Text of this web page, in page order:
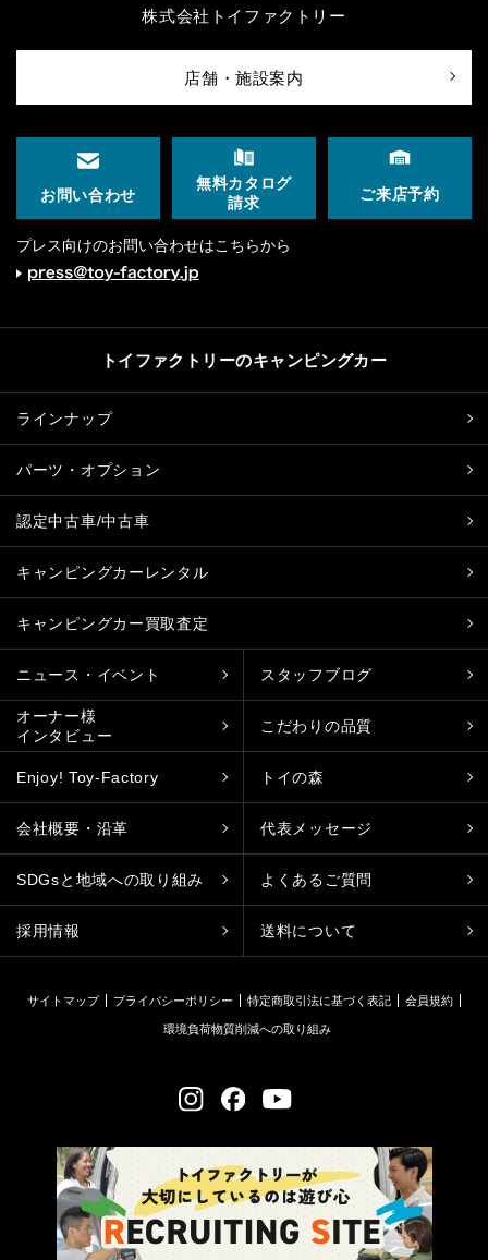
株式会社トイファクトリー
店舗・施設案内
お問い合わせ
無料カタログ
請求
ご来店予約
プレス向けのお問い合わせはこちらから
トイファクトリーのキャンピングカー
ラインナップ
パーツ・オプション
認定中古車/中古車
キャンピングカーレンタル
キャンピングカー買取査定
ニュース・イベント スタッフブログ
オーナー様
インタビュー
こだわりの品質
Enjoy! Toy-Factory トイの森
会社概要・沿革 代表メッセージ
SDGsと地域への取り組み よくあるご質問
採用情報 送料について
サイトマップ プライバシーポリシー 特定商取引法に基づく表記 会員規約
環境負荷物質削減への取り組み